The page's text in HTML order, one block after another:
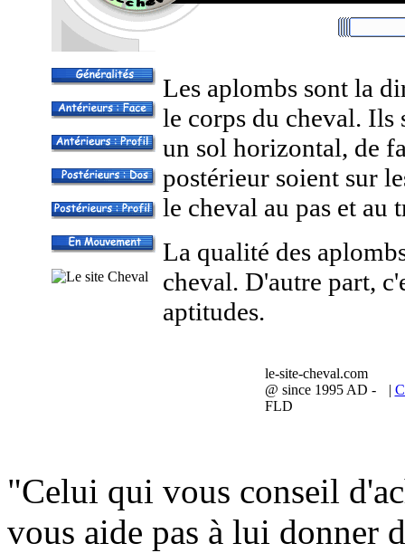
Les aplombs sont la
le corps du cheval. Ils
un sol horizontal, de
postérieur soient sur
le cheval au pas et au
La qualité des
cheval. D'autre part,
aptitudes.
le-site-cheval.com
@ since 1995 AD -
FLD
|
"Celui qui vous conseil
vous aide pas à lui donner